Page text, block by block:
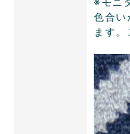
色合い
ます。